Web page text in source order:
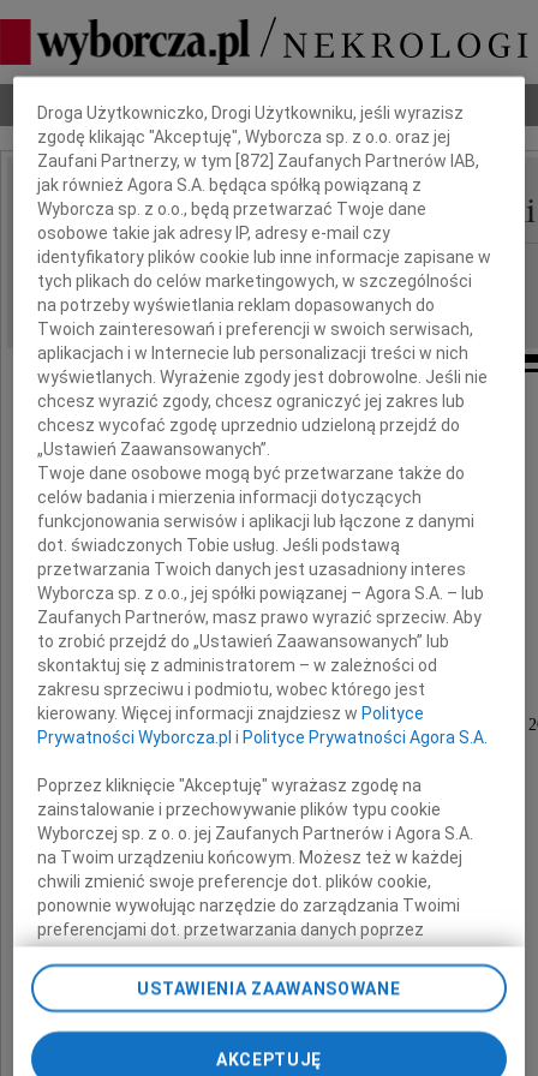
Nekrologi Odeszli Poradnik pogrzebowy
IMIĘ I NAZWISKO: Ryszard Jerzy Karpiński
REGION: Bydgoszcz
DATA EMISJI: 16.04.2021
Boże, daj nam długą zimę
i cichą muzykę, i usta cierpliwe,
i trochę dumy - zanim
skończy się nasz wiek.
Daj nam zdziwienie
i płomień, wysoki, jasny.
Adam Zagajewski
Pełni smutku zawiadamiamy, że dnia 10. kwietnia
zmarł w wieku 79 lat
Ryszard Wojciech
Karpiński
Dbamy o Twoją prywatność
Droga Użytkowniczko, Drogi Użytkowniku, jeśli wyrazisz
zgodę klikając "Akceptuję", Wyborcza sp. z o.o. oraz jej
Zaufani Partnerzy, w tym [872 ] Zaufanych Partnerów IAB,
jak również Agora S.A. będąca spółką powiązaną z
Wyborcza sp. z o.o., będą przetwarzać Twoje dane
osobowe takie jak adresy IP, adresy e-mail czy
identyfikatory plików cookie lub inne informacje zapisane w
tych plikach do celów marketingowych, w szczególności
na potrzeby wyświetlania reklam dopasowanych do
Twoich zainteresowań i preferencji w swoich serwisach,
aplikacjach i w Internecie lub personalizacji treści w nich
wyświetlanych. Wyrażenie zgody jest dobrowolne. Jeśli nie
chcesz wyrazić zgody, chcesz ograniczyć jej zakres lub
chcesz wycofać zgodę uprzednio udzieloną przejdź do
„Ustawień Zaawansowanych”.
Twoje dane osobowe mogą być przetwarzane także do
celów badania i mierzenia informacji dotyczących
funkcjonowania serwisów i aplikacji lub łączone z danymi
dot. świadczonych Tobie usług. Jeśli podstawą
przetwarzania Twoich danych jest uzasadniony interes
Wyborcza sp. z o.o., jej spółki powiązanej – Agora S.A. – lub
Zaufanych Partnerów, masz prawo wyrazić sprzeciw. Aby
to zrobić przejdź do „Ustawień Zaawansowanych” lub
skontaktuj się z administratorem – w zależności od
zakresu sprzeciwu i podmiotu, wobec którego jest
kierowany. Więcej informacji znajdziesz w Polityce
Prywatności Wyborcza.pl i Polityce Prywatności Agora S.A.
Poprzez kliknięcie "Akceptuję" wyrażasz zgodę na
zainstalowanie i przechowywanie plików typu cookie
Wyborczej sp. z o. o. jej Zaufanych Partnerów i Agora S.A.
na Twoim urządzeniu końcowym. Możesz też w każdej
chwili zmienić swoje preferencje dot. plików cookie,
ponownie wywołując narzędzie do zarządzania Twoimi
preferencjami dot. przetwarzania danych poprzez
przechodząc do sekcji „Ustawienia zaawansowane”.
Zmiana ustawień plików cookie możliwa jest także za
USTAWIENIA ZAAWANSOWANE
AKCEPTUJĘ